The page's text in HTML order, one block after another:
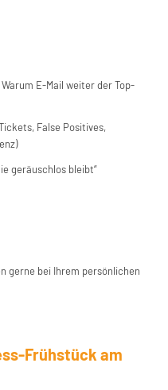
E-Mail weiter der Top-
False Positives,
geräuschlos bleibt“
gerne bei Ihrem persönlichen
Frühstück am